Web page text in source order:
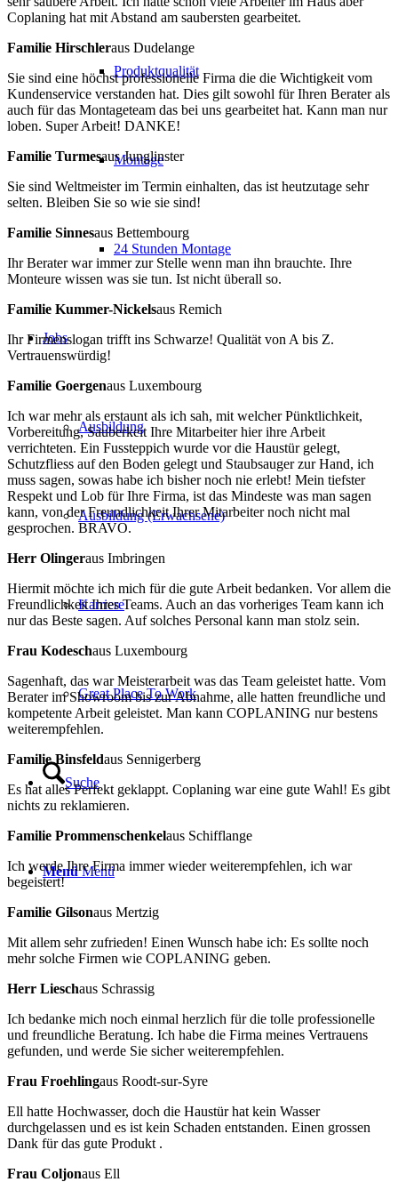
Produktqualität
Montage
24 Stunden Montage
Jobs
Ausbildung
Ausbildung (Erwachsene)
Karriere
Great Place To Work
Suche
Menü Menü
Coplaning hat mit Abstand am saubersten gearbeitet.
Familie Hirschleraus Dudelange
Sie sind eine höchst professionelle Firma die die Wichtigkeit vom
Kundenservice verstanden hat. Dies gilt sowohl für Ihren Berater als
auch für das Montageteam das bei uns gearbeitet hat. Kann man nur
loben. Super Arbeit! DANKE!
Familie Turmesaus Junglinster
Sie sind Weltmeister im Termin einhalten, das ist heutzutage sehr
selten. Bleiben Sie so wie sie sind!
Familie Sinnesaus Bettembourg
Ihr Berater war immer zur Stelle wenn man ihn brauchte. Ihre
Monteure wissen was sie tun. Ist nicht überall so.
Familie Kummer-Nickelsaus Remich
Ihr Firmenslogan trifft ins Schwarze! Qualität von A bis Z.
Vertrauenswürdig!
Familie Goergenaus Luxembourg
Ich war mehr als erstaunt als ich sah, mit welcher Pünktlichkeit,
Vorbereitung, Sauberkeit Ihre Mitarbeiter hier ihre Arbeit
verrichteten. Ein Fussteppich wurde vor die Haustür gelegt,
Schutzfliess auf den Boden gelegt und Staubsauger zur Hand, ich
muss sagen, sowas habe ich bisher noch nie erlebt! Mein tiefster
Respekt und Lob für Ihre Firma, ist das Mindeste was man sagen
kann, von der Freundlichkeit Ihrer Mitarbeiter noch nicht mal
gesprochen. BRAVO.
Herr Olingeraus Imbringen
Hiermit möchte ich mich für die gute Arbeit bedanken. Vor allem die
Freundlichkeit Ihres Teams. Auch an das vorheriges Team kann ich
nur das Beste sagen. Auf solches Personal kann man stolz sein.
Frau Kodeschaus Luxembourg
Sagenhaft, das war Meisterarbeit was das Team geleistet hatte. Vom
Berater im Showroom bis zur Abnahme, alle hatten freundliche und
kompetente Arbeit geleistet. Man kann COPLANING nur bestens
weiterempfehlen.
Familie Binsfeldaus Sennigerberg
Es hat alles Perfekt geklappt. Coplaning war eine gute Wahl! Es gibt
nichts zu reklamieren.
Familie Prommenschenkelaus Schifflange
Ich werde Ihre Firma immer wieder weiterempfehlen, ich war
begeistert!
Familie Gilsonaus Mertzig
Mit allem sehr zufrieden! Einen Wunsch habe ich: Es sollte noch
mehr solche Firmen wie COPLANING geben.
Herr Lieschaus Schrassig
Ich bedanke mich noch einmal herzlich für die tolle professionelle
und freundliche Beratung. Ich habe die Firma meines Vertrauens
gefunden, und werde Sie sicher weiterempfehlen.
Frau Froehlingaus Roodt-sur-Syre
Ell hatte Hochwasser, doch die Haustür hat kein Wasser
durchgelassen und es ist kein Schaden entstanden. Einen grossen
Dank für das gute Produkt .
Frau Coljonaus Ell